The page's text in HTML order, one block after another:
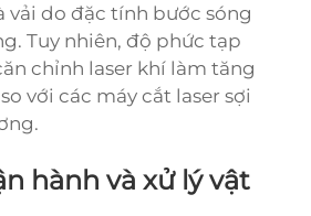
vải do đặc tính bước sóng
Tuy nhiên, độ phức tạp
chỉnh laser khí làm tăng
với các máy cắt laser sợi
hành và xử lý vật